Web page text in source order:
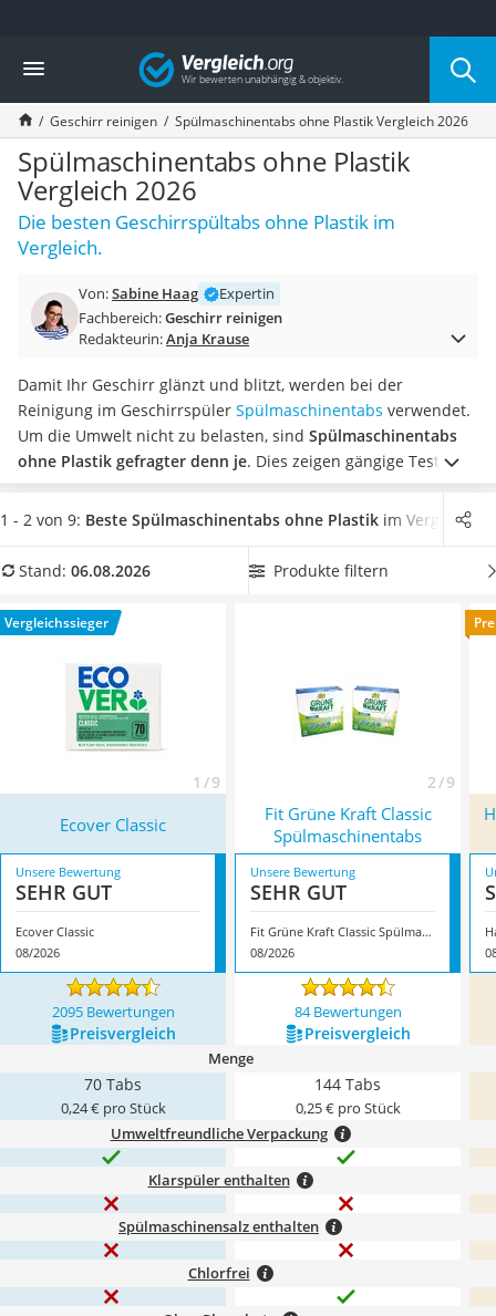
Die beliebtesten Vergleiche nach Kategorie
Haushalt
Wassersprudler
Zentralstaubsauger
Brotbackautomat
Wischroboter
Wäschespinne
Industriestaubsauger
Spülmaschinentabs
Eierkocher
AEG-Waschmaschine
Handstaubsauger
Milchaufschäumer
Kondenstrockner
Reiskocher
Heißwasserspender
Ecovacs-Saugroboter
Messerschärfer
Service
Vergleich
Geschirr reinigen Spülmaschinentabs ohne Plastik Vergleich 2026
Spülmaschinentabs ohne Plastik
Vergleich 2026
Die besten Geschirrspültabs ohne Plastik im
Vergleich.
Von:Sabine Haag
Expertin
Fachbereich:Geschirr reinigen
Redakteurin:Anja Krause
Damit Ihr Geschirr glänzt und blitzt, werden bei der
Reinigung im Geschirrspüler Spülmaschinentabs verwendet.
Um die Umwelt nicht zu belasten, sind Spülmaschinentabs
ohne Plastik gefragter denn je. Dies zeigen gängige Tests im
Internet. Die wasserlöslichen Hüllen um die Tabs lösen sich
durch den Kontakt mit Wasser auf. Wählen Sie jetzt aus
Plastik , damit Ihr Geschirr und die Wasserschläuche der
August 2026 besonders das Modell
seinen Eigenschaften.
1 - 2 von 9: Beste Spülmaschinentabs ohne Plastik im Vergleich
Stand: 06.08.2026 Produkte filtern
Vergleichssieger
1 / 9 2 / 9
Ecover Classic
Fit Grüne Kraft Classic
Spülmaschinentabs
Unsere Bewertung
SEHR GUT
Ecover Classic
08/2026
Unsere Bewertung
SEHR GUT
Fit Grüne Kraft Classic Spülmaschinentabs
08/2026
2095 Bewertungen 84 Bewertungen
Preis­vergleich Preis­vergleich
Menge
70 Tabs
0,24 € pro Stück
144 Tabs
0,25 € pro Stück
Umweltfreundliche Verpackung
Klarspüler enthalten
Spülmaschinensalz enthalten
Chlorfrei